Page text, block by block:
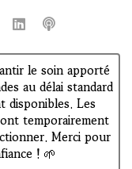
le soin apporté
au délai standard
disponibles. Les
temporairement
Merci pour
! 🌱